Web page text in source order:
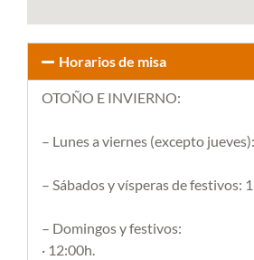
Horarios de misa
OTOÑO E INVIERNO:
– Lunes a viernes (excepto
– Sábados y vísperas de festivos:
– Domingos y festivos:
· 12:00h.